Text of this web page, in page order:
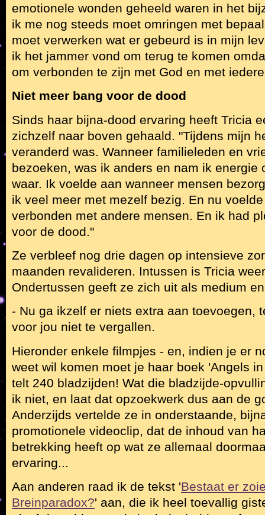
emotionele wonden geheeld waren in het
ik me nog steeds moet omringen met
moet verwerken wat er gebeurd is in mijn
ik het jammer vond om terug te komen
om verbonden te zijn met God en met
Niet meer bang voor de dood
Sinds haar bijna-dood ervaring heeft Tricia
zichzelf naar boven gehaald. "Tijdens mijn
veranderd was. Wanneer familieleden en
bezoeken, was ik anders en nam ik energie
waar. Ik voelde aan wanneer mensen
ik veel meer met mezelf bezig. En nu
verbonden met andere mensen. En ik had
voor de dood."
Ze verbleef nog drie dagen op intensieve
maanden revalideren. Intussen is Tricia
Ondertussen geeft ze zich uit als medium
- Nu ga ikzelf er niets extra aan toevoegen,
voor jou niet te vergallen.
Hieronder enkele filmpjes - en, indien je er
weet wil komen moet je haar boek 'Angels
telt 240 bladzijden! Wat die bladzijde-
ik niet, en laat dat opzoekwerk dus aan de
Anderzijds vertelde ze in onderstaande,
promotionele videoclip, dat de inhoud van
betrekking heeft op wat ze allemaal
ervaring...
Aan anderen raad ik de tekst 'Bestaat er
Breinparadox?' aan, die ik heel toevallig